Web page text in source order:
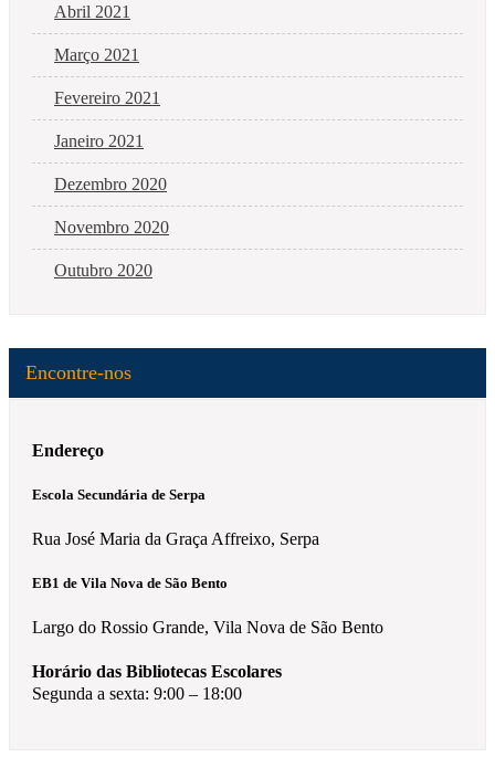
Abril 2021
Março 2021
Fevereiro 2021
Janeiro 2021
Dezembro 2020
Novembro 2020
Outubro 2020
Encontre-nos
Endereço
Escola Secundária de Serpa
Rua José Maria da Graça Affreixo, Serpa
EB1 de Vila Nova de São Bento
Largo do Rossio Grande, Vila Nova de São Bento
Horário das Bibliotecas Escolares
Segunda a sexta: 9:00 – 18:00